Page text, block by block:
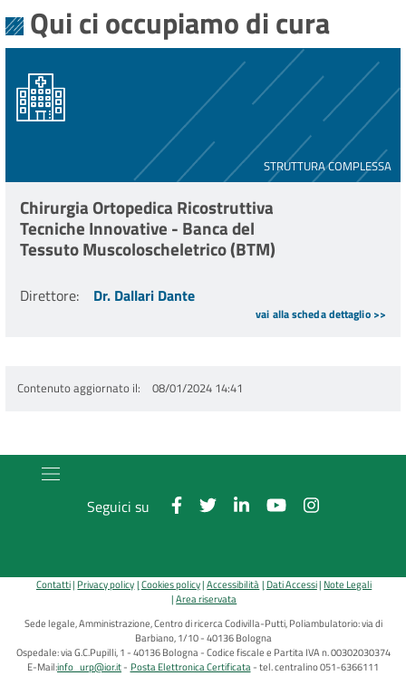
Qui ci occupiamo di cura
STRUTTURA COMPLESSA
Chirurgia Ortopedica Ricostruttiva
Tecniche Innovative - Banca del
Tessuto Muscoloscheletrico (BTM)
Direttore: Dr. Dallari Dante
vai alla scheda dettaglio >>
Contenuto aggiornato il 08/01/2024 14:41
Seguici su
Contatti Privacy policy Cookies policy Accessibilità Dati Accessi Note Legali
Area riservata
Sede legale, Amministrazione, Centro di ricerca Codivilla-Putti, Poliambulatorio: via di
Barbiano, 1/10 - 40136 Bologna
Ospedale: via G.C.Pupilli, 1 - 40136 Bologna - Codice fiscale e Partita IVA n. 00302030374
E-Mail:info_urp@ior.it Posta Elettronica Certificata tel. centralino 051-6366111